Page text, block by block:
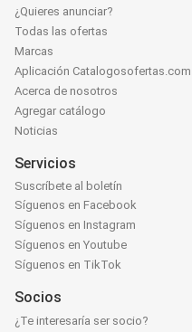
¿Quieres anunciar?
Todas las ofertas
Marcas
Aplicación
Acerca de nosotros
Agregar catálogo
Noticias
Servicios
Suscríbete al boletín
Síguenos en Facebook
Síguenos en Instagram
Síguenos en Youtube
Síguenos en TikTok
Socios
¿Te interesaría ser socio?